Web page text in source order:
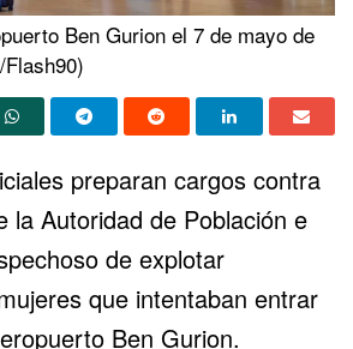
Ben Gurion el 7 de mayo de
preparan cargos contra
la Autoridad de Población e
de explotar
que intentaban entrar
Ben Gurion.